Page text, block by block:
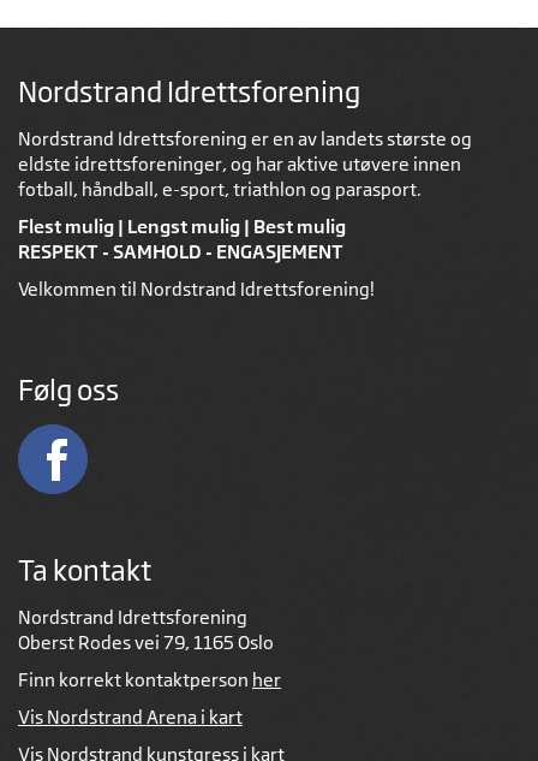
Nordstrand Idrettsforening
Nordstrand Idrettsforening er en av landets største og
eldste idrettsforeninger, og har aktive utøvere innen
fotball, håndball, e-sport, triathlon og parasport.
Flest mulig | Lengst mulig | Best mulig
RESPEKT - SAMHOLD - ENGASJEMENT
Velkommen til Nordstrand Idrettsforening!
Følg oss
Ta kontakt
Nordstrand Idrettsforening
Oberst Rodes vei 79, 1165 Oslo
Finn korrekt kontaktperson her
Vis Nordstrand Arena i kart
Vis Nordstrand kunstgress i kart